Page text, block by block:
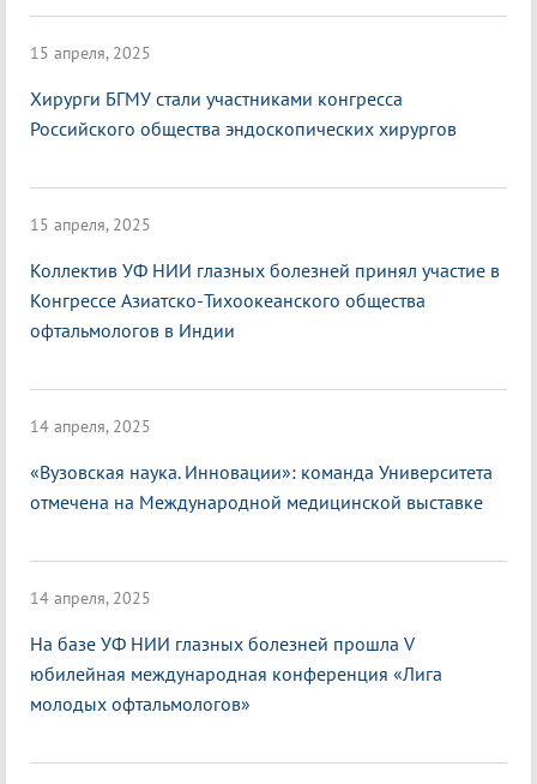
15 апреля, 2025
Хирурги БГМУ стали участниками конгресса
Российского общества эндоскопических хирургов
15 апреля, 2025
Коллектив УФ НИИ глазных болезней принял участие в
Конгрессе Азиатско-Тихоокеанского общества
офтальмологов в Индии
14 апреля, 2025
«Вузовская наука. Инновации»: команда Университета
отмечена на Международной медицинской выставке
14 апреля, 2025
На базе УФ НИИ глазных болезней прошла V
юбилейная международная конференция «Лига
молодых офтальмологов»